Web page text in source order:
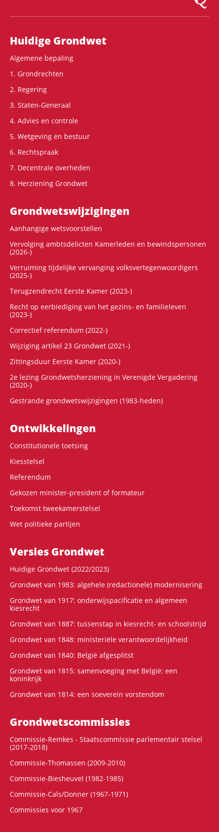
Hoofdnavigatie
Huidige Grondwet
Algemene bepaling
1. Grondrechten
2. Regering
3. Staten-Generaal
4. Advies en controle
5. Wetgeving en bestuur
6. Rechtspraak
7. Decentrale overheden
8. Herziening Grondwet
Grondwets­wijzigingen
Aanhangige wetsvoorstellen
Vervolging ambtsdelicten Kamerleden en bewindspersonen
(2026-)
Verruiming tijdelijke vervanging volksvertegenwoordigers
(2025-)
Terugzendrecht Eerste Kamer (2023-)
Recht op eerbiediging van het gezins- en familieleven
(2023-)
Correctief referendum (2022-)
Wijziging artikel 23 Grondwet (2021-)
Zittingsduur Eerste Kamer (2020-)
2e lezing Grondwetsherziening in Verenigde Vergadering
(2020-)
Gestrande grondwetswijzigingen (1983-heden)
Ontwikke­lingen
Constitutionele toetsing
Kiesstelsel
Referendum
Gekozen minister-president of formateur
Toekomst tweekamerstelsel
Wet politieke partijen
Versies Grondwet
Huidige Grondwet (2022/2023)
Grondwet van 1983: algehele (redactionele) modernisering
Grondwet van 1917: onderwijspacificatie en algemeen
kiesrecht
Grondwet van 1887: tussenstap in kiesrecht- en schoolstrijd
Grondwet van 1848: ministeriële verantwoordelijkheid
Grondwet van 1840: België afgesplitst
Grondwet van 1815: samenvoeging met België: een
koninkrijk
Grondwet van 1814: een soeverein vorstendom
Grondwets­commissies
Commissie-Remkes - Staatscommissie parlementair stelsel
(2017-2018)
Commissie-Thomassen (2009-2010)
Commissie-Biesheuvel (1982-1985)
Commissie-Cals/Donner (1967-1971)
Commissies voor 1967